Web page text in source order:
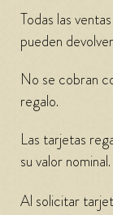
Todas las
pueden
No se cobran
regalo.
Las tarjetas
su valor nominal.
Al solicitar